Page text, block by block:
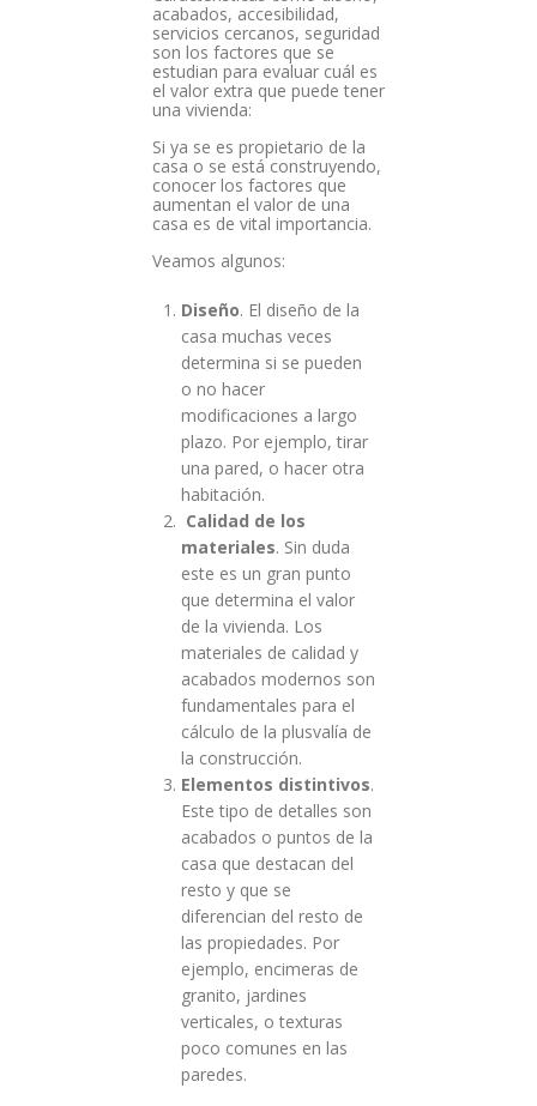
acabados, accesibilidad,
servicios cercanos, seguridad
son los factores que se
estudian para evaluar cuál es
el valor extra que puede tener
una vivienda:
Si ya se es propietario de la
casa o se está construyendo,
conocer los factores que
aumentan el valor de una
casa es de vital importancia.
Veamos algunos:
Diseño. El diseño de la
casa muchas veces
determina si se pueden
o no hacer
modificaciones a largo
plazo. Por ejemplo, tirar
una pared, o hacer otra
habitación.
Calidad de los
materiales. Sin duda
este es un gran punto
que determina el valor
de la vivienda. Los
materiales de calidad y
acabados modernos son
fundamentales para el
cálculo de la plusvalía de
la construcción.
Elementos distintivos.
Este tipo de detalles son
acabados o puntos de la
casa que destacan del
resto y que se
diferencian del resto de
las propiedades. Por
ejemplo, encimeras de
granito, jardines
verticales, o texturas
poco comunes en las
paredes.